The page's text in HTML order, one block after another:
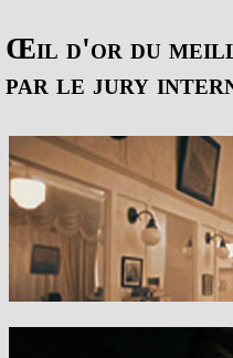
Œil d'or du
par le jury